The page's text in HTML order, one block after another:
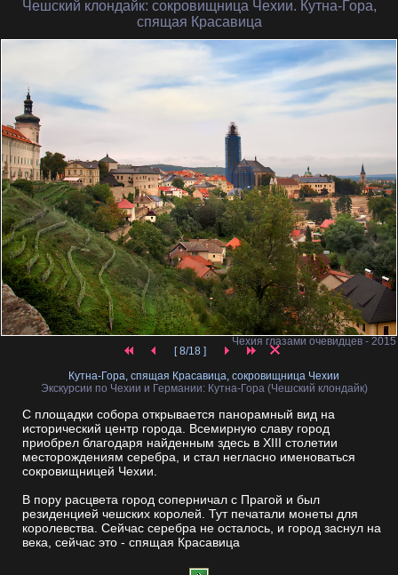
Чешский клондайк: сокровищница Чехии. Кутна-Гора,
спящая Красавица
Чехия глазами очевидцев - 2015
[ 8/18 ]
Кутна-Гора, спящая Красавица, сокровищница Чехии
Экскурсии по Чехии и Германии: Кутна-Гора (Чешский клондайк)
С площадки собора открывается панорамный вид на
исторический центр города. Всемирную славу город
приобрел благодаря найденным здесь в XIII столетии
месторождениям серебра, и стал негласно именоваться
сокровищницей Чехии.
В пору расцвета город соперничал с Прагой и был
резиденцией чешских королей. Тут печатали монеты для
королевства. Сейчас серебра не осталось, и город заснул на
века, сейчас это - спящая Красавица